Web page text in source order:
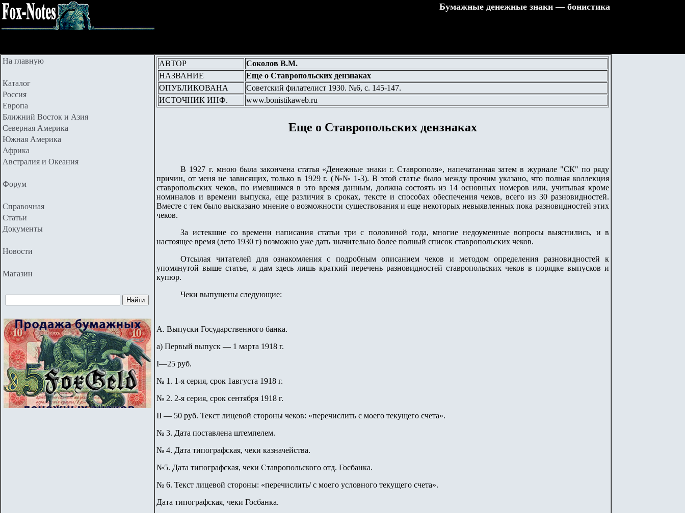
Бумажные денежные знаки — бонистика
На главную
Каталог
Россия
Европа
Ближний Восток и Азия
Северная Америка
Южная Америка
Африка
Австралия и Океания
Форум
Справочная
Статьи
Документы
Новости
Магазин
АВТОР
Соколов В.М.
НАЗВАНИЕ
Еще о Ставропольских дензнаках
ОПУБЛИКОВАНА
Советский филателист 1930. №6, с. 145-147.
ИСТОЧНИК ИНФ.
www.bonistikaweb.ru
Еще о Ставропольских дензнаках
В 1927 г. мною была закончена статья «Денежные знаки г. Ставрополя», напечатанная затем в журнале "СК" по ряду
причин, от меня не зависящих, только в 1929 г. (№№ 1-3).В этой статье было между прочим указано, что полная коллекция
ставропольских чеков, по имевшимся в это время данным, должна состоять из 14 основных номеров или, учитывая кроме
номиналов и времени выпуска, еще различия в сроках, тексте и способах обеспечения чеков, всего из 30 разновидностей.
Вместе с тем было высказано мнение о возможности существования и еще некоторых невыявленных пока разновидностей этих
чеков.
За истекшие со времени написания статьи три с половиной года, многие недоуменные вопросы выяснились, и в
настоящее время (лето 1930 г) возможно уже дать значительно более полный список ставропольских чеков.
Отсылая читателей для ознакомления с подробным описанием чеков и методом определения разновидностей к
упомянутой выше статье, я дам здесь лишь краткий перечень разновидностей ставропольских чеков в порядке выпусков и
купюр.
Чеки выпущены следующие:
А. Выпуски Государственного банка.
а) Первый выпуск — 1 марта 1918 г.
I—25 руб.
№ 1. 1-я серия, срок 1августа 1918 г.
№ 2. 2-я серия, срок сентября 1918 г.
II — 50 руб. Текст лицевой стороны чеков: «перечислить с моего текущего счета».
№ 3. Дата поставлена штемпелем.
№ 4. Дата типографская, чеки казначейства.
№5. Дата типографская, чеки Ставропольского отд. Госбанка.
№ 6. Текст лицевой стороны: «перечислить/ с моего условного текущего счета».
Дата типографская, чеки Госбанка.